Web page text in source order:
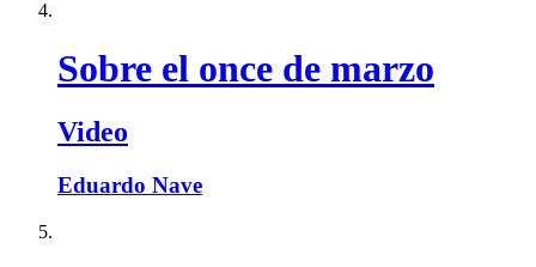
Sobre el once de marzo
Video
Eduardo Nave